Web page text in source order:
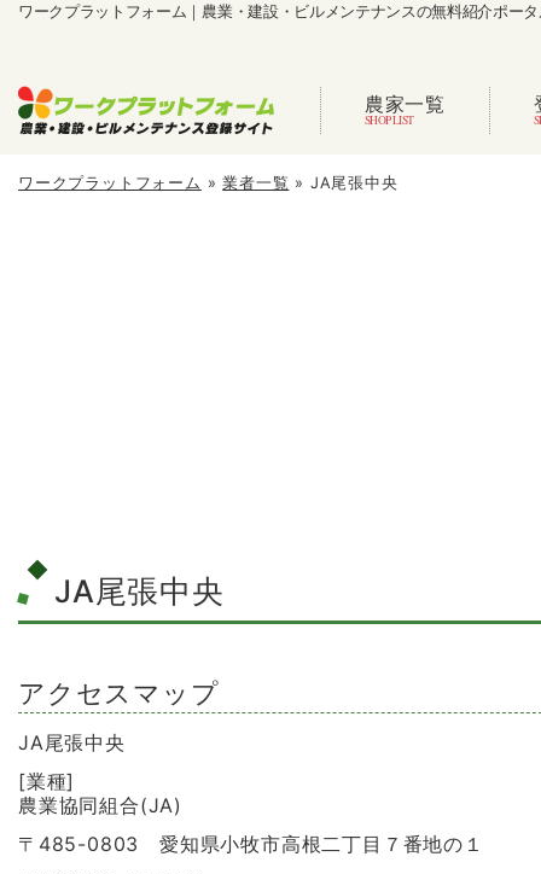
ワークプラットフォーム｜農業・建設・ビルメンテナンスの無料紹介ポー
農家一覧
ワークプラットフォーム »業者一覧 » JA尾張中央
JA尾張中央
アクセスマップ
JA尾張中央
[業種]
農業協同組合(JA)
〒485-0803 愛知県小牧市高根二丁目７番地の１